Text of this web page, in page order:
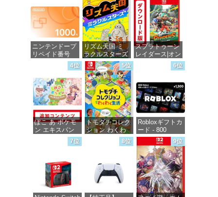
ニンテンドープ
リペイド番号
1000円|オンラ
インコード版
価格：¥1,000
リズム天国 ミ
ラクルスターズ
-Switch
価格：¥5,595
スプラトゥーン
レイダース|オン
ラインコード版
4位
ぽこ あ ポケモ
ン エキスパン
ションパス|オン
ラインコード版
価格：¥4,400
5位
トモダチコレク
ション わくわ
く生活 -Switch
6位
Robloxギフトカ
ード - 800
Robux 【限定バ
ーチャルアイテ
ムを含む】
【オンラインゲ
ームコード】
ロブロックス |
オンラインコー
ド版
7位 8位 9位